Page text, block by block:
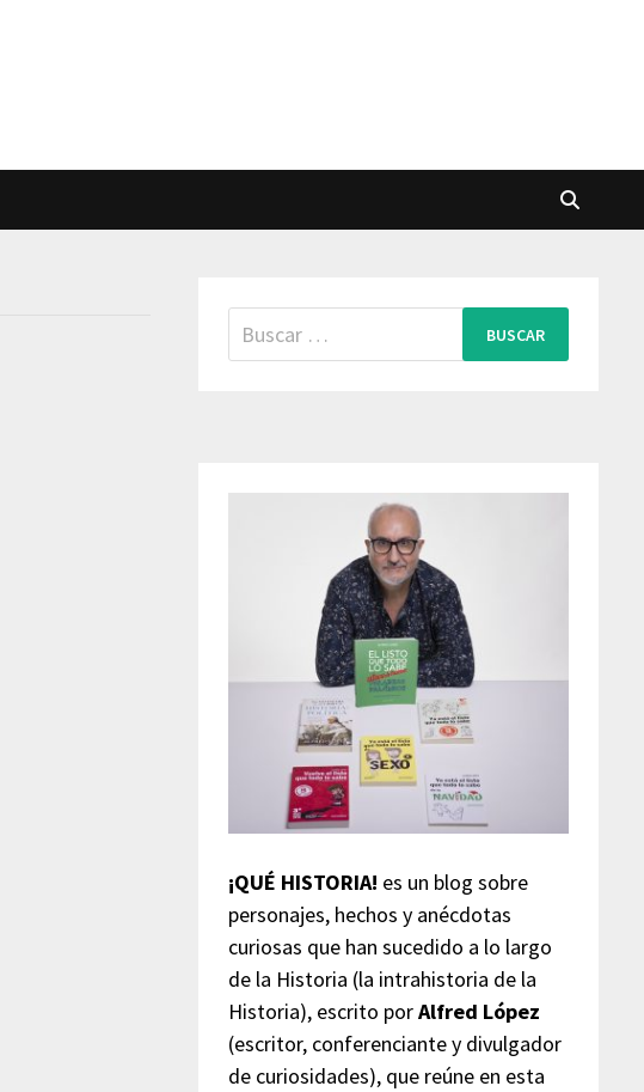
Buscar:
¡QUÉ HISTORIA! es un blog sobre
personajes, hechos y anécdotas
curiosas que han sucedido a lo largo
de la Historia (la intrahistoria de la
Historia), escrito porAlfred López
(escritor, conferenciante y divulgador
de curiosidades), que reúne en esta